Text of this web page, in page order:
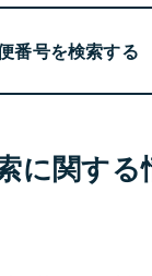
番号を検索する
に関する